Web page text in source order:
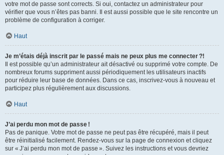
votre mot de passe sont corrects. Si oui, contactez un administrateur pour
vérifier que vous n’êtes pas banni. Il est aussi possible que le site rencontre un
problème de configuration à corriger.
Haut
Je m’étais déjà inscrit par le passé mais ne peux plus me connecter ?!
Il est possible qu’un administrateur ait désactivé ou supprimé votre compte. De
nombreux forums suppriment aussi périodiquement les utilisateurs inactifs
pour réduire leur base de données. Dans ce cas, inscrivez-vous à nouveau et
participez plus régulièrement aux discussions.
Haut
J’ai perdu mon mot de passe !
Pas de panique. Votre mot de passe ne peut pas être récupéré, mais il peut
être réinitialisé facilement. Rendez-vous sur la page de connexion et cliquez
sur « J’ai perdu mon mot de passe ». Suivez les instructions et vous devriez